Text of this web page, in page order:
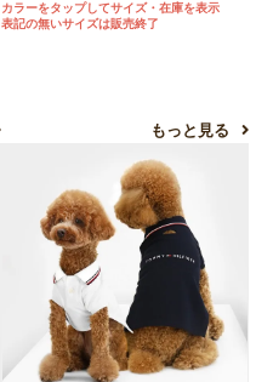
カラーをタップしてサイズ・在庫を表示
表記の無いサイズは販売終了
もっと見る